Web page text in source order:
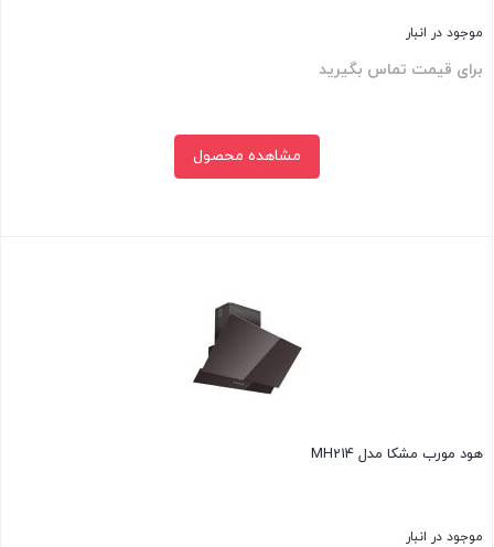
موجود در انبار
برای قیمت تماس بگیرید
مشاهده محصول
هود مورب مشکا مدل MH214
موجود در انبار